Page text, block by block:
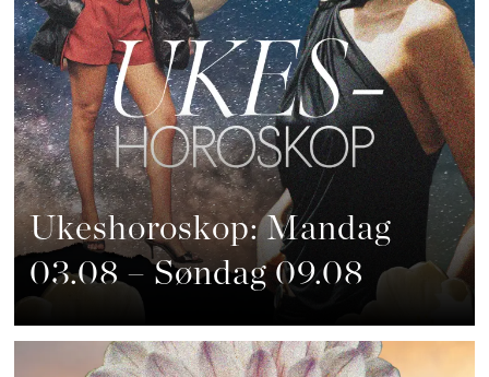
Ukeshoroskop: Mandag
03.08 – Søndag 09.08